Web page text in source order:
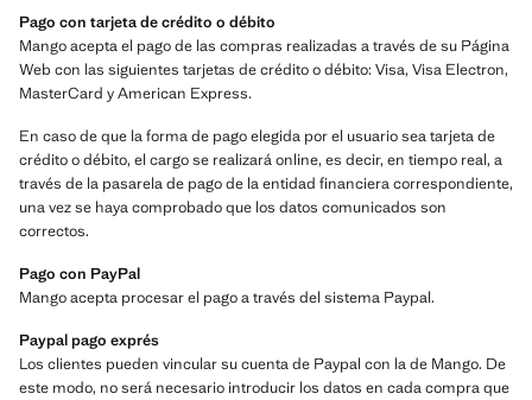
Pago con tarjeta de crédito o débito
Mango acepta el pago de las compras realizadas a través de su Página
Web con las siguientes tarjetas de crédito o débito: Visa, Visa Electron,
MasterCard y American Express.
En caso de que la forma de pago elegida por el usuario sea tarjeta de
crédito o débito, el cargo se realizará online, es decir, en tiempo real, a
través de la pasarela de pago de la entidad financiera correspondiente,
una vez se haya comprobado que los datos comunicados son
correctos.
Pago con PayPal
Mango acepta procesar el pago a través del sistema Paypal.
Paypal pago exprés
Los clientes pueden vincular su cuenta de Paypal con la de Mango. De
este modo, no será necesario introducir los datos en cada compra que